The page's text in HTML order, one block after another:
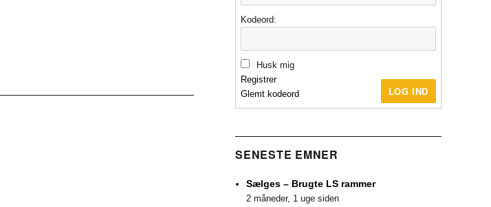
Kodeord:
Husk mig
LOG IND
Registrer
Glemt kodeord
SENESTE EMNER
Sælges – Brugte LS rammer
2 måneder, 1 uge siden